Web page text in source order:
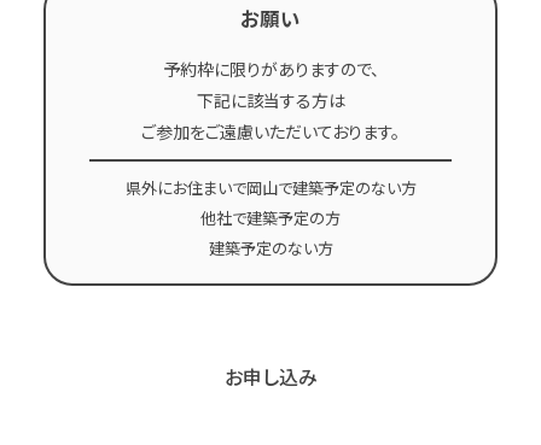
お願い
予約枠に限りがありますので、
下記に該当する方は
ご参加をご遠慮いただいております。
県外にお住まいで岡山で建築予定のない方
他社で建築予定の方
建築予定のない方
お申し込み